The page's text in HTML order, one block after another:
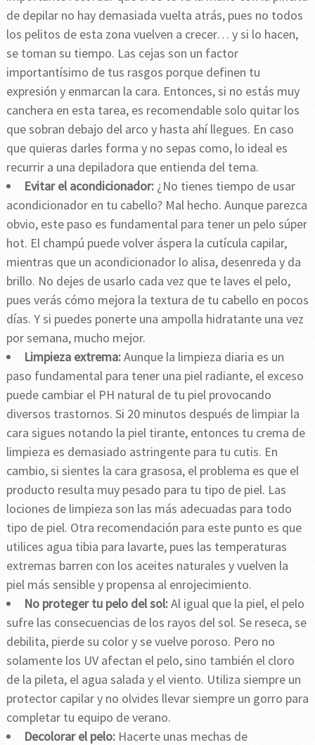
de depilar no hay demasiada vuelta atrás, pues no todos
los pelitos de esta zona vuelven a crecer… y si lo hacen,
se toman su tiempo. Las cejas son un factor
importantísimo de tus rasgos porque definen tu
expresión y enmarcan la cara. Entonces, si no estás muy
canchera en esta tarea, es recomendable solo quitar los
que sobran debajo del arco y hasta ahí llegues. En caso
que quieras darles forma y no sepas como, lo ideal es
recurrir a una depiladora que entienda del tema.
Evitar el acondicionador:¿No tienes tiempo de usar
acondicionador en tu cabello? Mal hecho. Aunque parezca
obvio, este paso es fundamental para tener un pelo súper
hot. El champú puede volver áspera la cutícula capilar,
mientras que un acondicionador lo alisa, desenreda y da
brillo. No dejes de usarlo cada vez que te laves el pelo,
pues verás cómo mejora la textura de tu cabello en pocos
días. Y si puedes ponerte una ampolla hidratante una vez
por semana, mucho mejor.
Limpieza extrema:Aunque la limpieza diaria es un
paso fundamental para tener una piel radiante, el exceso
puede cambiar el PH natural de tu piel provocando
diversos trastornos. Si 20 minutos después de limpiar la
cara sigues notando la piel tirante, entonces tu crema de
limpieza es demasiado astringente para tu cutis. En
cambio, si sientes la cara grasosa, el problema es que el
producto resulta muy pesado para tu tipo de piel. Las
lociones de limpieza son las más adecuadas para todo
tipo de piel. Otra recomendación para este punto es que
utilices agua tibia para lavarte, pues las temperaturas
extremas barren con los aceites naturales y vuelven la
piel más sensible y propensa al enrojecimiento.
No proteger tu pelo del sol:Al igual que la piel, el pelo
sufre las consecuencias de los rayos del sol. Se reseca, se
debilita, pierde su color y se vuelve poroso. Pero no
solamente los UV afectan el pelo, sino también el cloro
de la pileta, el agua salada y el viento. Utiliza siempre un
protector capilar y no olvides llevar siempre un gorro para
completar tu equipo de verano.
Decolorar el pelo:Hacerte unas mechas de